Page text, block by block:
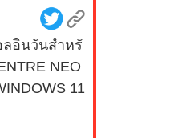
ลอินวันสำหรั
NEO
11